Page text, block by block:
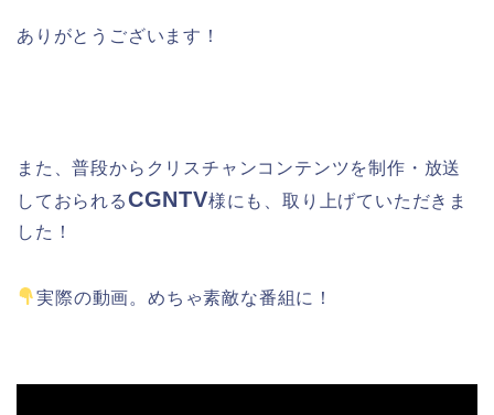
ありがとうございます！
また、普段からクリスチャンコンテンツを制作・放送
しておられるCGNTV様にも、取り上げていただきま
した！
実際の動画。めちゃ素敵な番組に！